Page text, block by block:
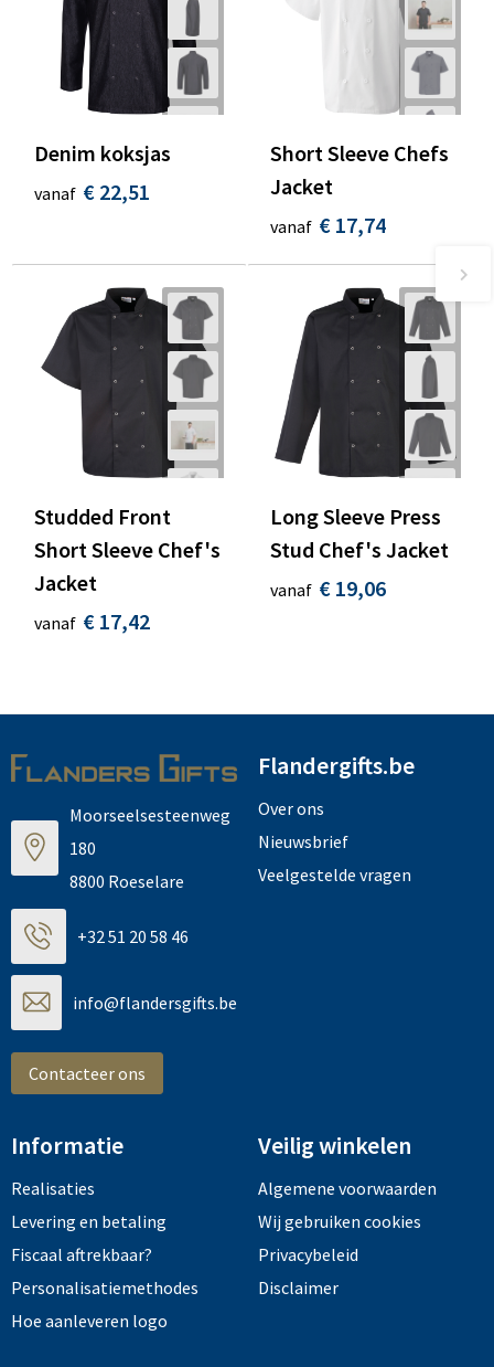
Denim koksjas
vanaf € 22,51
Short Sleeve Chefs
Jacket
vanaf € 17,74
Studded Front
Short Sleeve Chef's
Jacket
vanaf € 17,42
Long Sleeve Press
Stud Chef's Jacket
vanaf € 19,06
Moorseelsesteenweg
180
8800 Roeselare
+32 51 20 58 46
info@flandersgifts.be
Contacteer ons
Flandergifts.be
Over ons
Nieuwsbrief
Veelgestelde vragen
Informatie
Realisaties
Levering en betaling
Fiscaal aftrekbaar?
Personalisatiemethodes
Hoe aanleveren logo
Veilig winkelen
Algemene voorwaarden
Wij gebruiken cookies
Privacybeleid
Disclaimer